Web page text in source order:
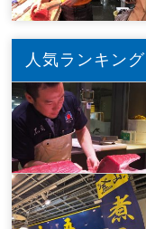
人気ランキング